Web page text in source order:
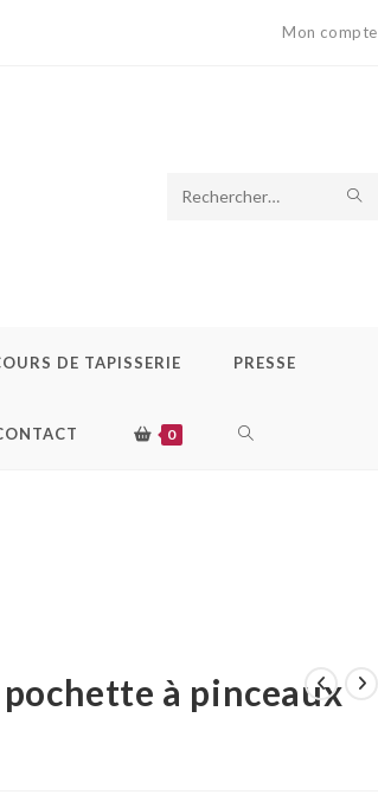
Mon compte
Rechercher
DE TAPISSERIE PRESSE
0
à pinceaux